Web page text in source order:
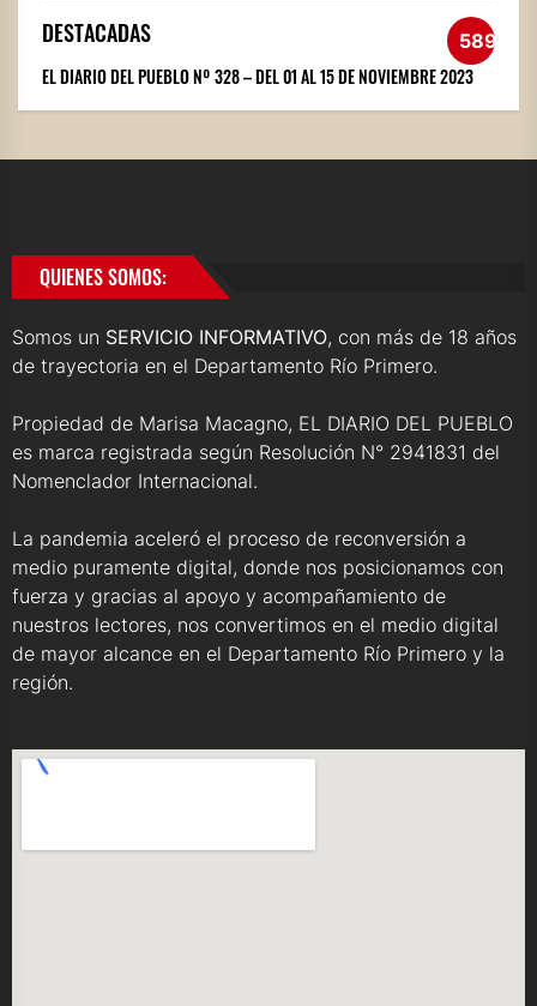
DESTACADAS 589
EL DIARIO DEL PUEBLO Nº 328 – DEL 01 AL 15 DE NOVIEMBRE 2023
QUIENES SOMOS:
Somos un SERVICIO INFORMATIVO, con más de 18 años
de trayectoria en el Departamento Río Primero.
Propiedad de Marisa Macagno, EL DIARIO DEL PUEBLO
es marca registrada según Resolución N° 2941831 del
Nomenclador Internacional.
La pandemia aceleró el proceso de reconversión a
medio puramente digital, donde nos posicionamos con
fuerza y gracias al apoyo y acompañamiento de
nuestros lectores, nos convertimos en el medio digital
de mayor alcance en el Departamento Río Primero y la
región.